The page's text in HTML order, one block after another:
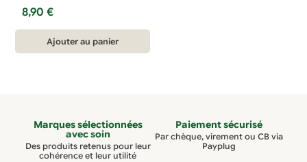
8,90€
Ajouter au panier
Marques sélectionnées
avec soin
Des produits retenus pour leur
cohérence et leur utilité
Paiement sécurisé
Par chèque, virement ou CB via
Payplug